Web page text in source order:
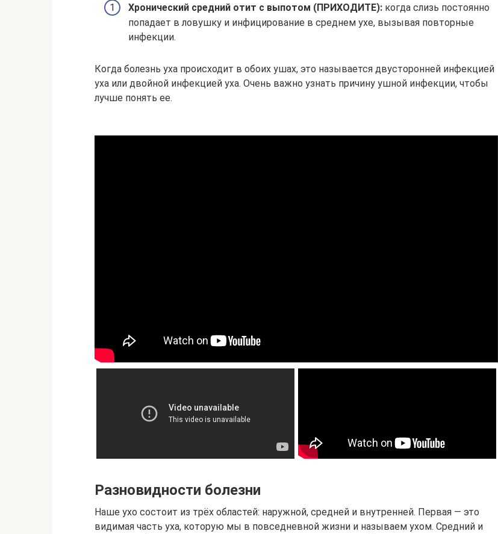
Хронический средний отит с выпотом (ПРИХОДИТЕ): когда слизь постоянно
попадает в ловушку и инфицирование в среднем ухе, вызывая повторные
инфекции.
Когда болезнь уха происходит в обоих ушах, это называется двусторонней инфекцией
уха или двойной инфекцией уха. Очень важно узнать причину ушной инфекции, чтобы
лучше понять ее.
Разновидности болезни
Наше ухо состоит из трёх областей: наружной, средней и внутренней. Первая — это
видимая часть уха, которую мы в повседневной жизни и называем ухом. Средний и